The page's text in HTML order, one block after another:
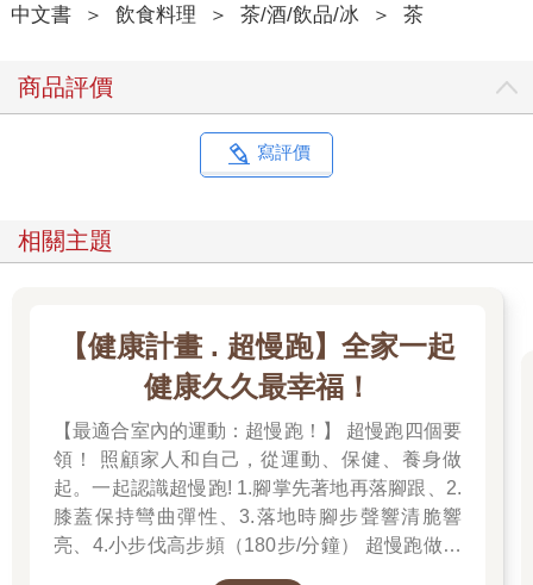
中文書 ＞ 飲食料理 ＞ 茶/酒/飲品/冰 ＞ 茶
商品評價
寫評價
相關主題
【健康計畫 . 超慢跑】全家一起
健康久久最幸福！
【最適合室內的運動：超慢跑！】 超慢跑四個要
領！ 照顧家人和自己，從運動、保健、養身做
起。一起認識超慢跑! 1.腳掌先著地再落腳跟、2.
膝蓋保持彎曲彈性、3.落地時腳步聲響清脆響
亮、4.小步伐高步頻（180步/分鐘） 超慢跑做對